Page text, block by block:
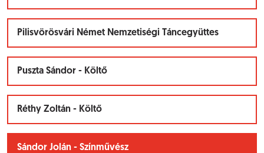
Pilisvörösvári Német Nemzetiségi Táncegyüttes
Puszta Sándor - Költő
Réthy Zoltán - Költő
Sándor Jolán - Színművész